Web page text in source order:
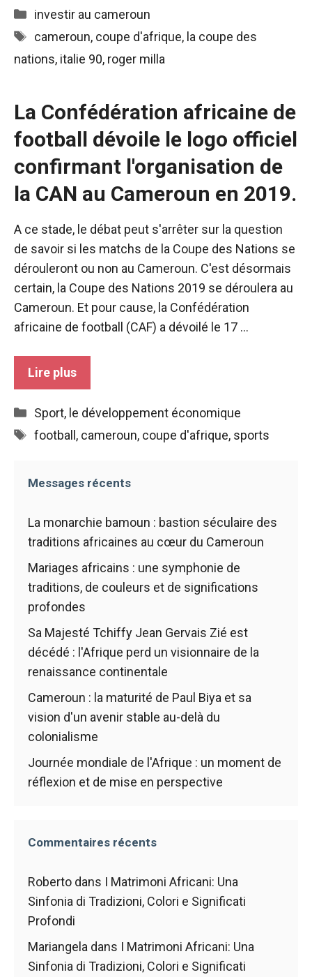
Catégories
investir au cameroun
Étiquettes
cameroun, coupe d'afrique, la coupe des
nations, italie 90, roger milla
La Confédération africaine de
football dévoile le logo officiel
confirmant l'organisation de
la CAN au Cameroun en 2019.
A ce stade, le débat peut s'arrêter sur la question
de savoir si les matchs de la Coupe des Nations se
dérouleront ou non au Cameroun. C'est désormais
certain, la Coupe des Nations 2019 se déroulera au
Cameroun. Et pour cause, la Confédération
africaine de football (CAF) a dévoilé le 17 ...
Lire plus
Catégories
Sport, le développement économique
Étiquettes
football, cameroun, coupe d'afrique, sports
Messages récents
La monarchie bamoun : bastion séculaire des
traditions africaines au cœur du Cameroun
Mariages africains : une symphonie de
traditions, de couleurs et de significations
profondes
Sa Majesté Tchiffy Jean Gervais Zié est
décédé : l'Afrique perd un visionnaire de la
renaissance continentale
Cameroun : la maturité de Paul Biya et sa
vision d'un avenir stable au-delà du
colonialisme
Journée mondiale de l'Afrique : un moment de
réflexion et de mise en perspective
Commentaires récents
Roberto dans I Matrimoni Africani: Una
Sinfonia di Tradizioni, Colori e Significati
Profondi
Mariangela dans I Matrimoni Africani: Una
Sinfonia di Tradizioni, Colori e Significati